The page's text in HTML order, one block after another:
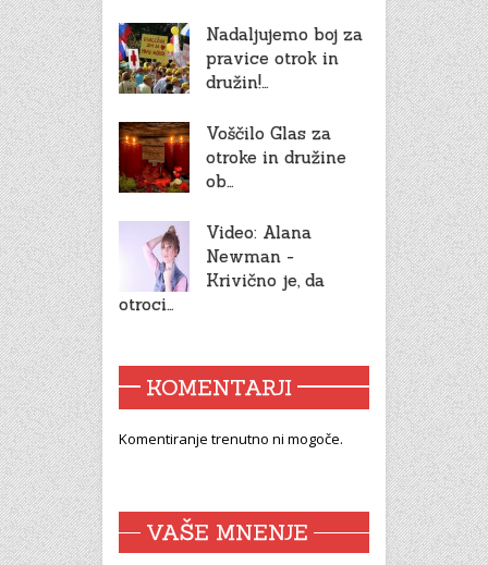
Nadaljujemo boj za
pravice otrok in
družin!…
Voščilo Glas za
otroke in družine
ob…
Video: Alana
Newman -
Krivično je, da
otroci…
KOMENTARJI
Komentiranje trenutno ni mogoče.
VAŠE MNENJE